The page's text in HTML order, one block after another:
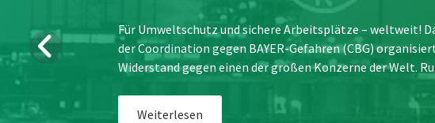
Für Umweltschutz und sichere Arbeitsplätze – weltweit!
der Coordination gegen BAYER-Gefahren (CBG)
Widerstand gegen einen der großen Konzerne der Welt.
Weiterlesen